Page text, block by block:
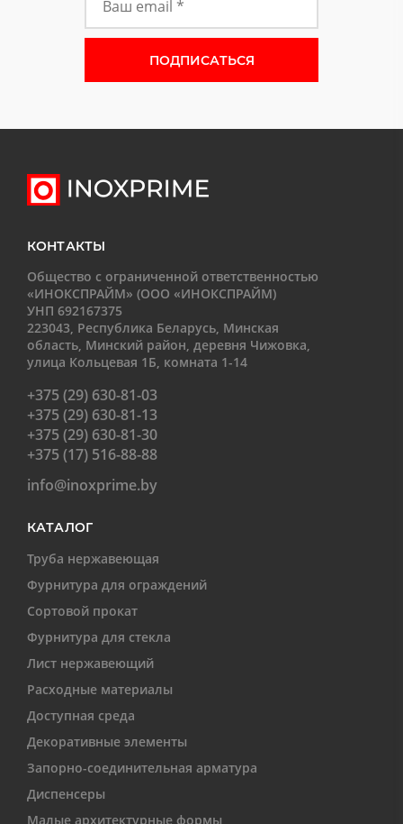
КОНТАКТЫ
Общество с ограниченной ответственностью
«ИНОКСПРАЙМ» (ООО «ИНОКСПРАЙМ)
УНП 692167375
223043, Республика Беларусь, Минская
область, Минский район, деревня Чижовка,
улица Кольцевая 1Б, комната 1-14
+375 (29) 630-81-03
+375 (29) 630-81-13
+375 (29) 630-81-30
+375 (17) 516-88-88
info@inoxprime.by
КАТАЛОГ
Труба нержавеющая
Фурнитура для ограждений
Сортовой прокат
Фурнитура для стекла
Лист нержавеющий
Расходные материалы
Доступная среда
Декоративные элементы
Запорно-соединительная арматура
Диспенсеры
Малые архитектурные формы